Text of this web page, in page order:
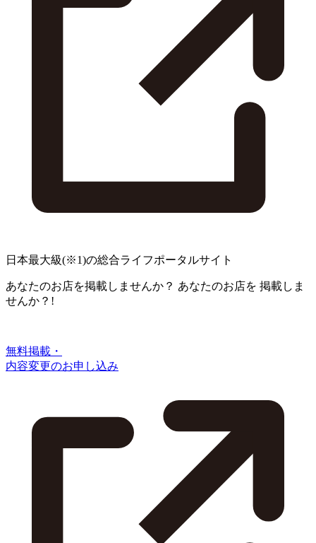
日本最大級(※1)の総合ライフポータルサイト
あなたのお店を掲載しませんか？ あなたのお店を 掲載しま
せんか？!
無料掲載・
内容変更のお申し込み